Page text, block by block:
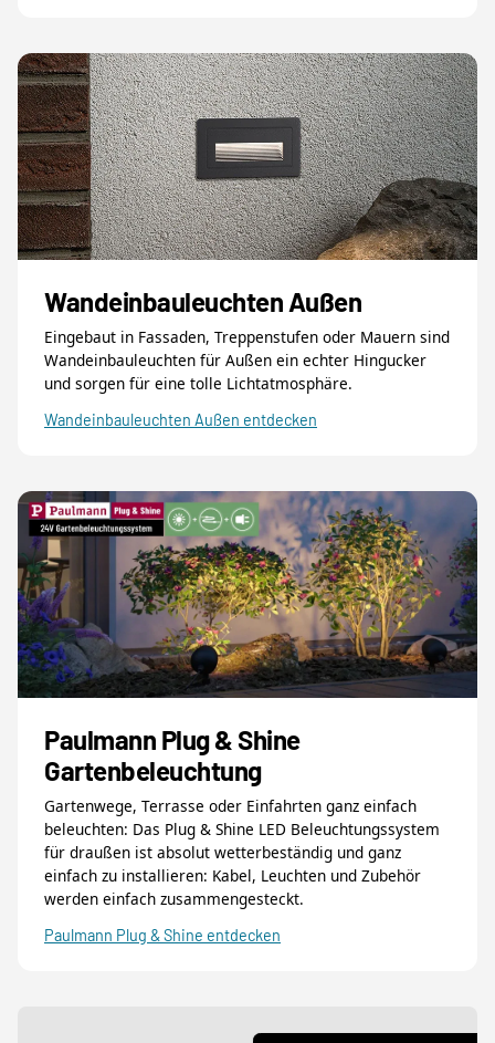
Wandeinbauleuchten Außen
Eingebaut in Fassaden, Treppenstufen oder Mauern sind
Wandeinbauleuchten für Außen ein echter Hingucker
und sorgen für eine tolle Lichtatmosphäre.
Wandeinbauleuchten Außen entdecken
Paulmann Plug & Shine
Gartenbeleuchtung
Gartenwege, Terrasse oder Einfahrten ganz einfach
beleuchten: Das Plug & Shine LED Beleuchtungssystem
für draußen ist absolut wetterbeständig und ganz
einfach zu installieren: Kabel, Leuchten und Zubehör
werden einfach zusammengesteckt.
Paulmann Plug & Shine entdecken